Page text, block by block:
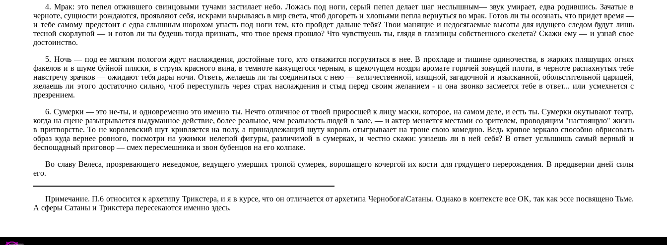
4. Мрак: это пепел отжившего свинцовыми тучами застилает небо. Ложась под ноги, серый пепел делает шаг неслышным— звук умирает, едва родившись. Зачатые в
черноте, сущности рождаются, проявляют себя, искрами вырываясь в мир света, чтоб догореть и хлопьями пепла вернуться во мрак. Готов ли ты осознать, что придет время —
и тебе самому предстоит с едва слышным шорохом упасть под ноги тем, кто пройдет дальше тебя? Твои манящие и недосягаемые высоты для идущего следом будут лишь
тесной скорлупой — и готов ли ты будешь тогда признать, что твое время прошло? Что чувствуешь ты, глядя в глазницы собственного скелета? Скажи ему — и узнай свое
достоинство.
5. Ночь — под ее мягким пологом ждут наслаждения, достойные того, кто отважится погрузиться в нее. В прохладе и тишине одиночества, в жарких пляшущих огнях
факелов и в шуме буйной пляски, в струях красного вина, в темноте кажущегося черным, в щекочущем ноздри аромате горячей зовущей плоти, в черноте распахнутых тебе
навстречу зрачков — ожидают тебя дары ночи. Ответь, желаешь ли ты соединиться с нею — величественной, изящной, загадочной и изысканной, обольстительной царицей,
желаешь ли этого достаточно сильно, чтоб переступить через страх наслаждения и стыд перед своим желанием - и она звонко засмеется тебе в ответ... или усмехнется с
презрением.
6. Сумерки — это не-ты, и одновременно это именно ты. Нечто отличное от твоей приросшей к лицу маски, которое, на самом деле, и есть ты. Сумерки окутывают театр,
когда на сцене разыгрывается выдуманное действие, более реальное, чем реальность людей в зале, — и актер меняется местами со зрителем, проводящим "настоящую" жизнь
в притворстве. То не королевский шут кривляется на полу, а принадлежащий шуту король отыгрываает на троне свою комедию. Ведь кривое зеркало способно обрисовать
образ куда вернее ровного, посмотри на ужимки нелепой фигуры, различимой в сумерках, и честно скажи: узнаешь ли в ней себя? В ответ услышишь самый верный и
беспощадный приговор — смех пересмешника и звон бубенцов на его колпаке.
Во славу Велеса, прозревающего неведомое, ведущего умерших тропой сумерек, ворошащего кочергой их кости для грядущего перерождения. В преддверии дней силы
его.
Примечание. П.6 относится к архетипу Трикстера, и я в курсе, что он отличается от архетипа Чернобога\Сатаны. Однако в контексте все ОК, так как эссе посвящено Тьме.
А сферы Сатаны и Трикстера пересекаются именно здесь.